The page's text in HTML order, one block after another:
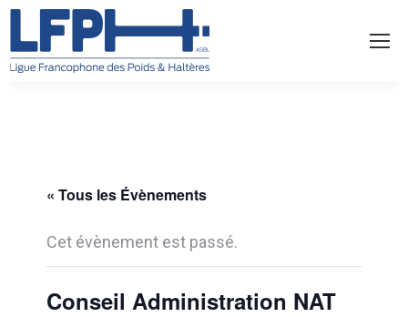
« Tous les Évènements
Cet évènement est passé.
Conseil Administration NAT